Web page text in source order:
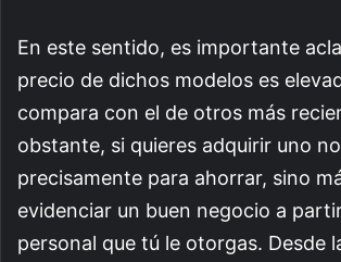
En este sentido, es importante
precio de dichos modelos es
compara con el de otros más
obstante, si quieres adquirir uno
precisamente para ahorrar, sino
evidenciar un buen negocio a
personal que tú le otorgas. Desde